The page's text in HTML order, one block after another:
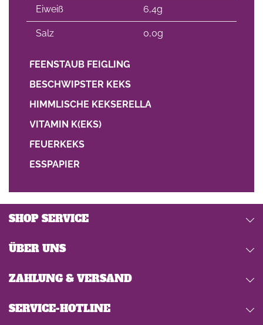
Eiweiß 6,4g
Salz 0,0g
FEENSTAUB FEIGLING
BESCHWIPSTER KEKS
HIMMLISCHE KEKSERELLA
VITAMIN K(EKS)
FEUERKEKS
ESSPAPIER
SERVICE-HOTLINE
SHOP SERVICE
ÜBER UNS
ZAHLUNG & VERSAND